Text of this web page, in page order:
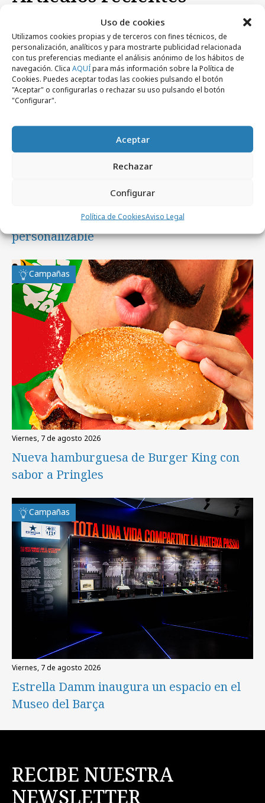
Uso de cookies
Utilizamos cookies propias y de terceros con fines técnicos, de
personalización, analíticos y para mostrarte publicidad relacionada
con tus preferencias mediante el análisis anónimo de los hábitos de
navegación. Clica AQUÍpara más información sobre la Política de
Cookies. Puedes aceptar todas las cookies pulsando el botón
"Aceptar" o configurarlas o rechazar su uso pulsando el botón
"Configurar".
Aceptar
Rechazar
Configurar
Política de CookiesAviso Legal
Campañas
UNIQLO y Frigo lanzan una colección
personalizable
Campañas
viernes, 7 de agosto 2026
Nueva hamburguesa de Burger King con
sabor a Pringles
Campañas
viernes, 7 de agosto 2026
Estrella Damm inaugura un espacio en el
Museo del Barça
RECIBE NUESTRA
NEWSLETTER